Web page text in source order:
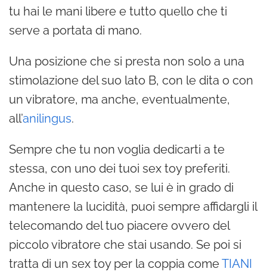
tu hai le mani libere e tutto quello che ti
serve a portata di mano.
Una posizione che si presta non solo a una
stimolazione del suo lato B, con le dita o con
un vibratore, ma anche, eventualmente,
all’anilingus.
Sempre che tu non voglia dedicarti a te
stessa, con uno dei tuoi sex toy preferiti.
Anche in questo caso, se lui è in grado di
mantenere la lucidità, puoi sempre affidargli il
telecomando del tuo piacere ovvero del
piccolo vibratore che stai usando. Se poi si
tratta di un sex toy per la coppia comeTIANI